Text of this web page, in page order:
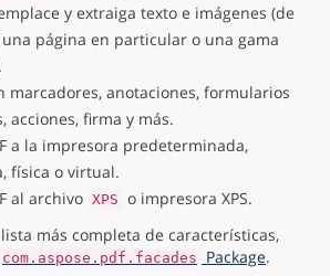
y extraiga texto e imágenes (de
una página en particular o una gama
marcadores, anotaciones, formularios
acciones, firma y más.
a la impresora predeterminada,
física o virtual.
al archivo XPS o impresora XPS.
más completa de características,
com.aspose.pdf.facades Package.